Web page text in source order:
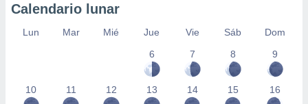
Calendario lunar
Lun Mar Mié Jue Vie Sáb
Dom
6
7 8 9
10 11 12 13 14 15 16